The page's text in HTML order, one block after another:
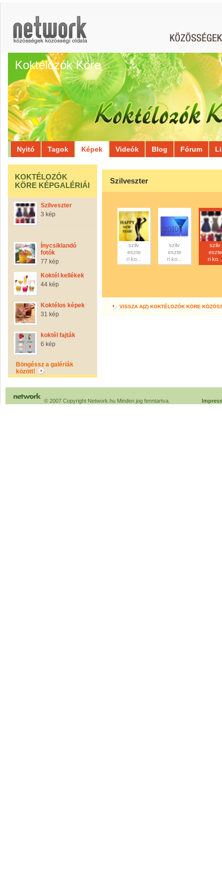
Koktélozók Köre
Nyitó Tagok Képek Videók Blog Fórum
KOKTÉLOZÓK
KÖRE KÉPGALÉRIÁI
Szilveszter
3 kép
Ínycsiklandó
fotók
77 kép
Koktél kellékek
44 kép
Koktélos képek
31 kép
koktél fajták
6 kép
Böngéssz a galériák
között!
Szilveszter
szilv
eszte
ri ko...
szilv
eszte
ri ko...
szilv
eszte
ri ko...
VISSZA A(Z) KOKTÉLOZÓK KÖRE
© 2007 Copyright Network.hu Minden jog fenntartva.